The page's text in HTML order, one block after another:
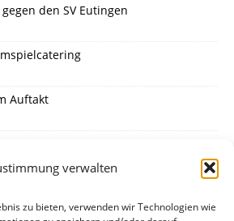
verwalten
zu bieten, verwenden wir Technologien wie
den SV Eutingen
Auftakt